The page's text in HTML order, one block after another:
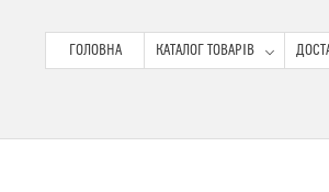
ГОЛОВНА КАТАЛОГ ТОВАРІВ